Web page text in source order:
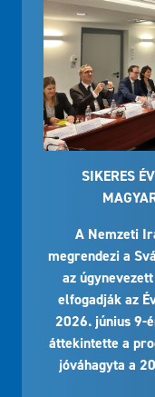
SIKERES
A Nemzeti
megrendezi a
az
elfogadják az
2026. június 9-
áttekintette a
jóváhagyta a